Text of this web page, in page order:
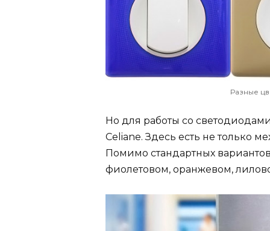
Разные
Но для работы со
Celiane. Здесь есть не только
Помимо стандартных
фиолетовом, оранжевом,